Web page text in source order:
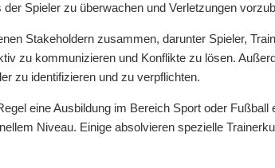
Spieler zu überwachen und Verletzungen
Stakeholdern zusammen, darunter Spieler,
zu kommunizieren und Konflikte zu lösen.
zu identifizieren und zu verpflichten.
eine Ausbildung im Bereich Sport oder Fußball
Niveau. Einige absolvieren spezielle